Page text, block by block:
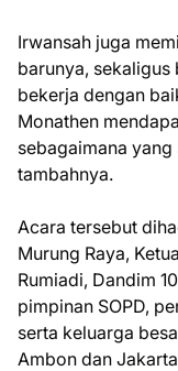
Irwansah juga
barunya,
bekerja dengan
Monathen
sebagaimana
tambahnya.
Acara tersebut
Murung Raya,
Rumiadi, Dandim
pimpinan SOPD,
serta keluarga
Ambon dan